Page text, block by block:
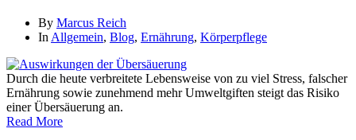
By Marcus Reich
In Allgemein, Blog, Ernährung, Körperpflege
Durch die heute verbreitete Lebensweise von zu viel Stress, falscher
Ernährung sowie zunehmend mehr Umweltgiften steigt das Risiko
einer Übersäuerung an.
Read More